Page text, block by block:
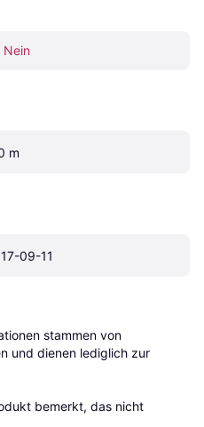
Nein
m
09-11
stammen von
und dienen lediglich zur
bemerkt, das nicht